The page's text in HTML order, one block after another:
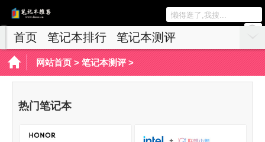
首页 笔记本排行
笔记本测评
游戏本推荐
网站首页> 笔记本测评>
热门笔记本